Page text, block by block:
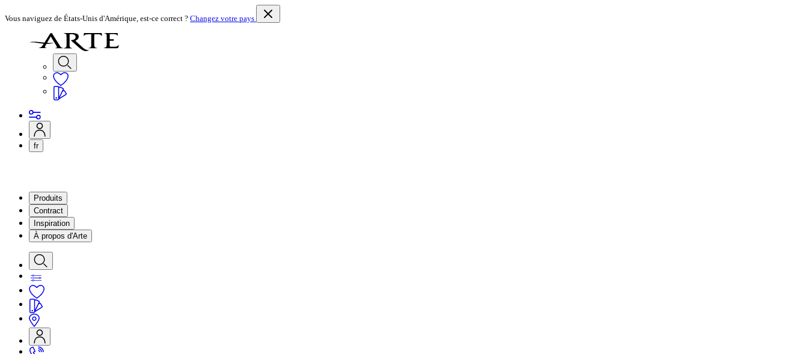
Vous naviguez de États-Unis d'Amérique, est-ce correct ? Changez votre pays
fr
Produits
Contract
Inspiration
À propos d'Arte